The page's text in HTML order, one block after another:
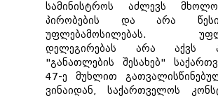
სამინისტროს აძლევს
პირობების და არა
უფლებამოსილებას.
დელეგირებას არა აქვს
"განათლების შესახებ"
47-ე მუხლით
ვინაიდან, საქართველოს